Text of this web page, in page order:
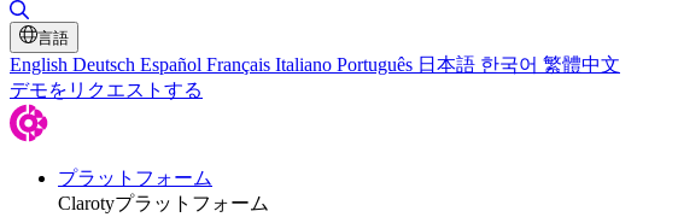
言語
English Deutsch Español Français Italiano Português 日本語 한국어 繁體中文
デモをリクエストする
プラットフォーム
Clarotyプラットフォーム